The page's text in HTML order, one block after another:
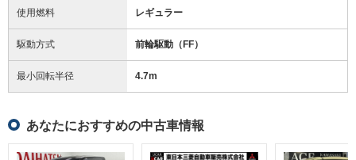
使用燃料 レギュラー
駆動方式 前輪駆動（FF）
最小回転半径 4.7m
あなたにおすすめの中古車情報